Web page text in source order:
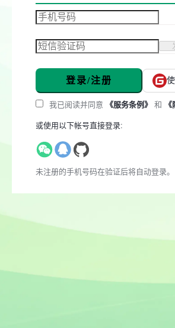
登录/注册
我已阅读并同意 《服务条例》 和
或使用以下帐号直接登录:
未注册的手机号码在验证后将自动登录。